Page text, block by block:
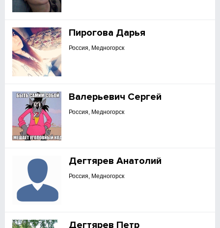
Пирогова Дарья
Россия, Медногорск
Валерьевич Сергей
Россия, Медногорск
Дегтярев Анатолий
Россия, Медногорск
Дегтярев Петр